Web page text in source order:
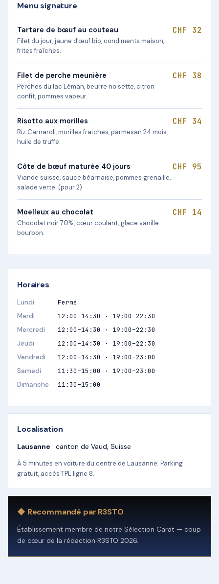
Menu signature
Tartare de bœuf au couteau
Filet du jour, jaune d'œuf bio, condiments maison,
frites fraîches.
CHF 32
Filet de perche meunière
Perches du lac Léman, beurre noisette, citron
confit, pommes vapeur.
CHF 38
Risotto aux morilles
Riz Carnaroli, morilles fraîches, parmesan 24 mois,
huile de truffe.
CHF 34
Côte de bœuf maturée 40 jours
Viande suisse, sauce béarnaise, pommes grenaille,
salade verte. (pour 2)
CHF 95
Moelleux au chocolat
Chocolat noir 70%, cœur coulant, glace vanille
bourbon.
CHF 14
Horaires
Lundi
Fermé
Mardi
12:00–14:30 · 19:00–22:30
Mercredi
12:00–14:30 · 19:00–22:30
Jeudi
12:00–14:30 · 19:00–22:30
Vendredi
12:00–14:30 · 19:00–23:00
Samedi
11:30–15:00 · 19:00–23:00
Dimanche
11:30–15:00
Localisation
Lausanne · canton de Vaud, Suisse
À 5 minutes en voiture du centre de Lausanne. Parking
gratuit, accès TPL ligne 8.
◆ Recommandé par R3STO
Établissement membre de notre Sélection Carat — coup
de cœur de la rédaction R3STO 2026.